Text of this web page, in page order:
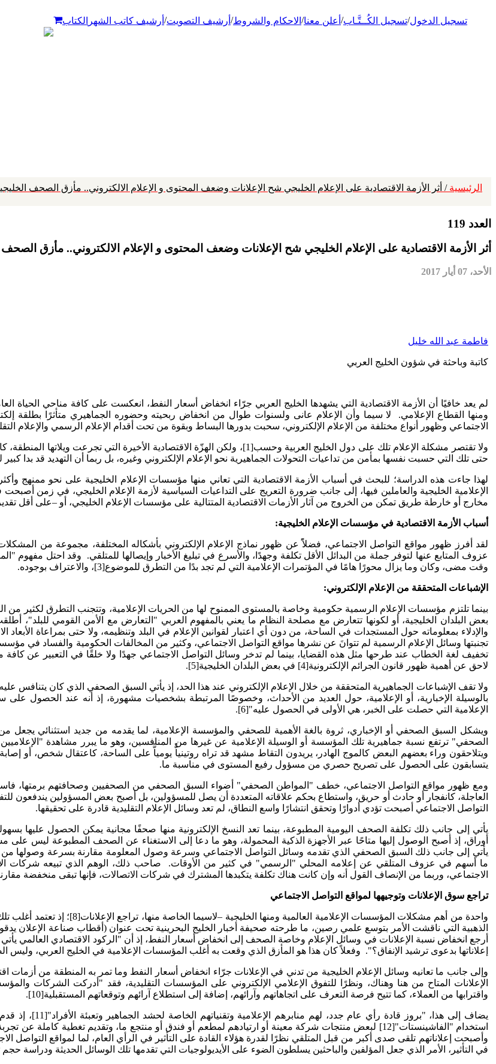
تسجيل الدخول/تسجيل الكُــتَّـاب/ أعلن معنا/ الاحكام والشروط/ أرشيف التصويت/ أرشيف كاتب الشهر الكتاب
الرئيسية / أثر الأزمة الاقتصادية على الإعلام الخليجي شح الإعلانات وضعف المحتوى و الإعلام الالكتروني.. مأزق الصحف
العدد 119
أثر الأزمة الاقتصادية على الإعلام الخليجي شح الإعلانات وضعف المحتوى و الإعلام الالكتروني.. مأزق الصحف
الأحد، 07 أيار 2017
فاطمة عبد الله خليل
كاتبة وباحثة في شؤون الخليج العربي
لم يعد خافيًا أن الأزمة الاقتصادية التي يشهدها الخليج العربي جرّاء انخفاض أسعار النفط، انعكست على كافة مناحي الحياة
ومنها القطاع الإعلامي. لا سيما وأن الإعلام عانى ولسنوات طوال من انخفاض ربحيته وحضوره الجماهيري متأثرًا بطلقة
الاجتماعي وظهور أنواع مختلفة من الإعلام الإلكتروني، سحبت بدورها البساط وبقوة من تحت أقدام الإعلام الرسمي والإعلام
ولا تقتصر مشكلة الإعلام تلك على دول الخليج العربية وحسب[1]، ولكن الهزّة الاقتصادية
حتى تلك التي حسبت نفسها بمأمن من تداعيات التحولات الجماهيرية نحو الإعلام الإلكتروني وغيره، بل ربما أن التهديد قد بدا
لهذا جاءت هذه الدراسة؛ للبحث في أسباب الأزمة الاقتصادية التي تعاني منها مؤسسات الإعلام الخليجية على نحو ممنهج
الإعلامية الخليجية والعاملين فيها، إلى جانب ضرورة التعريج على التداعيات السياسية لأزمة الإعلام الخليجي، في زمن
مخارج أو خارطة طريق تمكن من الخروج من آثار الأزمات الاقتصادية المتتالية على مؤسسات الإعلام الخليجي، أو –على أقل
أسباب الأزمة الاقتصادية في مؤسسات الإعلام الخليجية:
لقد أفرز ظهور مواقع التواصل الاجتماعي، فضلاًً عن ظهور نماذج الإعلام الإلكتروني بأشكاله المختلفة، مجموعة من
وقت مضى، وكان وما يزال محورًا هامًا في المؤتمرات الإعلامية التي لم تجد بدًا من التطرق للموضوع[3]، والاعتراف بوجوده.
الإشباعات المتحققة من الإعلام الإلكتروني:
بينما تلتزم مؤسسات الإعلام الرسمية حكومية وخاصة بالمستوى الممنوح لها من الحريات الإعلامية، وتتجنب التطرق لكثير من
بعض البلدان الخليجية، أو لكونها تتعارض مع مصلحة النظام ما يعني بالمفهوم العربي "التعارض مع الأمن القومي للبلد"،
والإدلاء بمعلوماته حول المستجدات في الساحة، من دون أي اعتبار لقوانين الإعلام في البلد وتنظيمه، ولا حتى بمراعاة
تجنبتها وسائل الإعلام الرسمية لم تتوانَ عن نشرها مواقع التواصل الاجتماعي، وكثير من المخالفات الحكومية والفساد في
تخفيف لغة الخطاب عند طرحها مثل هذه القضايا، بينما لم تدخر وسائل التواصل الاجتماعي جهدًا ولا خلقًا في التعبير عن
لاحق عن أهمية ظهور قانون الجرائم الإلكترونية[4] في بعض البلدان الخليجية[5].
ولا تقف الإشباعات الجماهيرية المتحققة من خلال الإعلام الإلكتروني عند هذا الحد، إذ يأتي السبق الصحفي الذي كان
بالوسيلة الإخبارية، أو الإعلامية، حول العديد من الأحداث، وخصوصًا المرتبطة بشخصيات مشهورة، إذ أنه عند الحصول
الإعلامية التي حصلت على الخبر، هي الأولى في الحصول عليه"[6].
ويشكل السبق الصحفي أو الإخباري، ثروة بالغة الأهمية للصحفي والمؤسسة الإعلامية، لما يقدمه من جديد استثنائي يجعل
الصحفي" ترتفع نسبة جماهيرية تلك المؤسسة أو الوسيلة الإعلامية عن غيرها من المنافسين، وهو ما يبرر مشاهدة
يتسابقون على الحصول على تصريح حصري من مسؤول رفيع المستوى في مناسبة ما.
ومع ظهور مواقع التواصل الاجتماعي، خطف "المواطن الصحفي" أضواء السبق الصحفي من الصحفيين وصحافتهم برمتها،
العاجلة، كانفجار أو حادث أو حريق، واستطاع بحكم علاقاته المتعددة أن يصل للمسؤولين، بل أصبح بعض المسؤولين يندفعون
التواصل الاجتماعي أصبحت تؤدي أدوارًا وتحقق انتشارًا واسع النطاق، لم تعد وسائل الإعلام التقليدية قادرة على تحقيقها.
يأتي إلى جانب ذلك تكلفة الصحف اليومية المطبوعة، بينما تعد النسخ الإلكترونية منها صحفًا مجانية يمكن الحصول
أوراق، إذ أصبح الوصول إليها متاحًا عبر الأجهزة الذكية المحمولة، وهو ما دعا إلى الاستغناء عن الصحف المطبوعة
يأتي إلى جانب ذلك السبق الصحفي الذي تقدمه وسائل التواصل الاجتماعي وسرعة وصول المعلومة مقارنة بسرعة وصولها من
ما أسهم في عزوف المتلقي عن إعلامه المحلي "الرسمي" في كثير من الأوقات. صاحب ذلك، الوهم الذي تبيعه شركات
الاجتماعي، وربما من الإنصاف القول أنه وإن كانت هناك تكلفة يتكبدها المشترك في شركات الاتصالات، فإنها تبقى منخفضة
تراجع سوق الإعلانات وتوجيهها لمواقع التواصل الاجتماعي
واحدة من أهم مشكلات المؤسسات
الذهبية التي ناقشت الأمر بتوسع علمي رصين، ما طرحته صحيفة أخبار الخليج البحرينية تحت عنوان (أقطاب صناعة الإعلان
أرجع انخفاض نسبة الإعلانات في وسائل الإعلام وخاصة الصحف إلى انخفاض أسعار النفط، إذ أن "الركود الاقتصادي العالمي
إعلاناتها بدعوى ترشيد الإنفاق؟". وفعلاً كان هذا هو المأزق الذي وقعت به أغلب المؤسسات الإعلامية في الخليج العربي، وليس
وإلى جانب ما تعانيه وسائل الإعلام الخليجية من تدني في الإعلانات جرّاء انخفاض أسعار النفط وما تمر به المنطقة من أزمات
الإعلانات المتاح من هنا وهناك، ونظرًا للتفوق الإعلامي الإلكتروني على المؤسسات التقليدية، فقد "أدركت الشركات
واقترابها من العملاء، كما تتيح فرصة التعرف على اتجاهاتهم وآرائهم، إضافة إلى استطلاع آرائهم وتوقعاتهم المستقبلية[10].
يضاف إلى هذا،
استخدام "الفاشينستات"[12] لبعض منتجات شركة معينة أو ارتيادهم لمطعم أو فندق أو منتجع ما، وتقديم تغطية
وأصبحت إعلاناتهم تلقى صدى أكبر من قبل المتلقي نظرًا لقدرة هؤلاء القادة على التأثير في الرأي العام، لما لمواقع
في التأثير، الأمر الذي جعل المؤلفين والباحثين يسلطون الضوء على الأيديولوجيات التي تقدمها تلك الوسائل الحديثة ودراسة